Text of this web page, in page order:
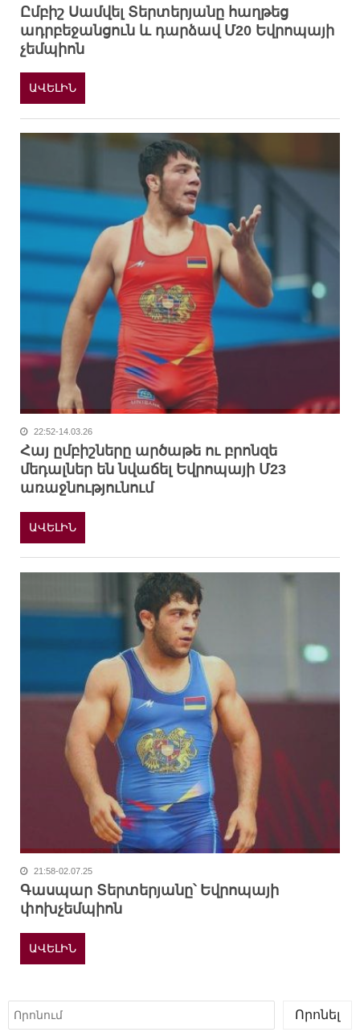
Ըմբիշ Սամվել Տերտերյանը հաղթեց
ադրբեջանցուն և դարձավ Մ20 Եվրոպայի
չեմպիոն
ԱՎԵԼԻՆ
22:52-14.03.26
Հայ ըմբիշները արծաթե ու բրոնզե
մեդալներ են նվաճել Եվրոպայի Մ23
առաջնությունում
ԱՎԵԼԻՆ
21:58-02.07.25
Գասպար Տերտերյանը՝ Եվրոպայի
փոխչեմպիոն
ԱՎԵԼԻՆ
Որոնել
Որոնել